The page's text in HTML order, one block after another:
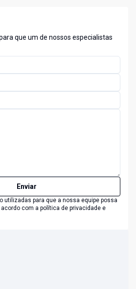
que um de nossos especialistas
Enviar
utilizadas para que a nossa equipe possa
com a política de privacidade e